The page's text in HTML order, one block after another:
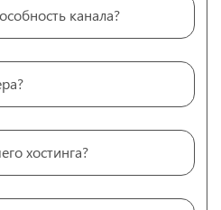
канала?
хостинга?